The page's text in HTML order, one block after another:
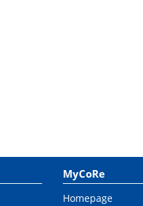
MyCoRe
Homepage